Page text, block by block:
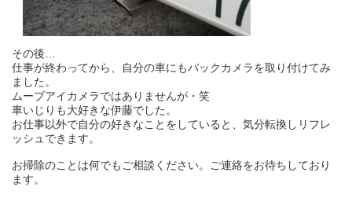
その後…
仕事が終わってから、自分の車にもバックカメラを取り付けてみ
ました。
ムーブアイカメラではありませんが・笑
車いじりも大好きな伊藤でした。
お仕事以外で自分の好きなことをしていると、気分転換しリフレ
ッシュできます。
お掃除のことは何でもご相談ください。ご連絡をお待ちしており
ます。